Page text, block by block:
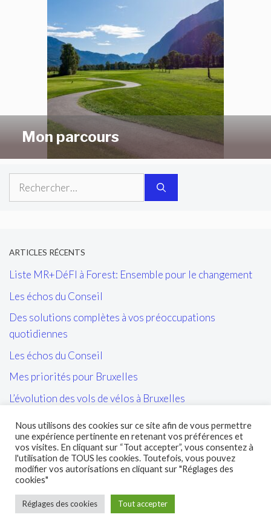
Mon parcours
Rechercher :
ARTICLES RÉCENTS
Liste MR+DéFI à Forest: Ensemble pour le changement
Les échos du Conseil
Des solutions complètes à vos préoccupations
quotidiennes
Les échos du Conseil
Mes priorités pour Bruxelles
L’évolution des vols de vélos à Bruxelles
Les tags/affiches/autocollants perturbant l’ordre public
et la cohésion sociale
L’entretien des sites propres de la STIB et de leurs abords
© 2026 Marc Loewenstein - Tous droits réservés.
Nous utilisons des cookies sur ce site afin de vous permettre
une expérience pertinente en retenant vos préférences et
vos visites. En cliquant sur “Tout accepter”, vous consentez à
l'utilisation de TOUS les cookies. Toutefois, vous pouvez
modifier vos autorisations en cliquant sur "Réglages des
cookies"
Réglages des cookies Tout accepter